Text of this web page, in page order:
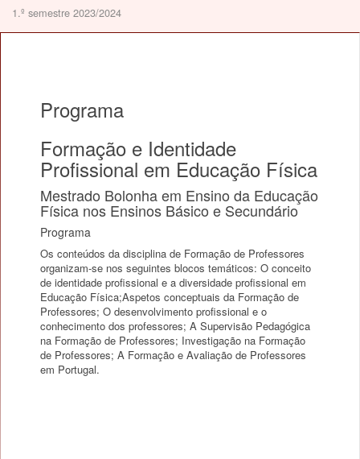
1.º semestre 2023/2024
Programa
Formação e Identidade
Profissional em Educação Física
Mestrado Bolonha em Ensino da Educação
Física nos Ensinos Básico e Secundário
Programa
Os conteúdos da disciplina de Formação de Professores
organizam-se nos seguintes blocos temáticos: O conceito
de identidade profissional e a diversidade profissional em
Educação Física;Aspetos conceptuais da Formação de
Professores; O desenvolvimento profissional e o
conhecimento dos professores; A Supervisão Pedagógica
na Formação de Professores; Investigação na Formação
de Professores; A Formação e Avaliação de Professores
em Portugal.